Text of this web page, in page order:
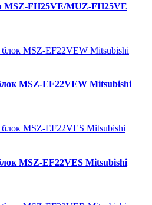
MSZ-FH25VE/MUZ-FH25VE
MSZ-EF22VEW Mitsubishi
MSZ-EF22VES Mitsubishi